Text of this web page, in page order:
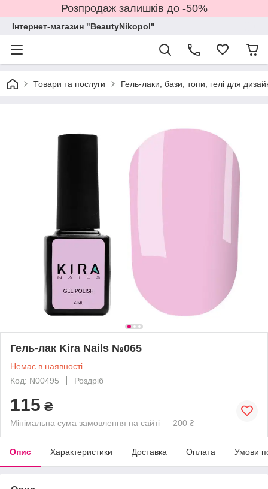
Розпродаж залишків до -50%
Інтернет-магазин "BeautyNikopol"
Товари та послуги Гель-лаки, бази, топи, гелі для
Гель-лак Kira Nails №065
Немає в наявності
Код: N00495
Роздріб
115 ₴
Мінімальна сума замовлення на сайті — 200 ₴
Опис Характеристики Доставка Оплата Умови